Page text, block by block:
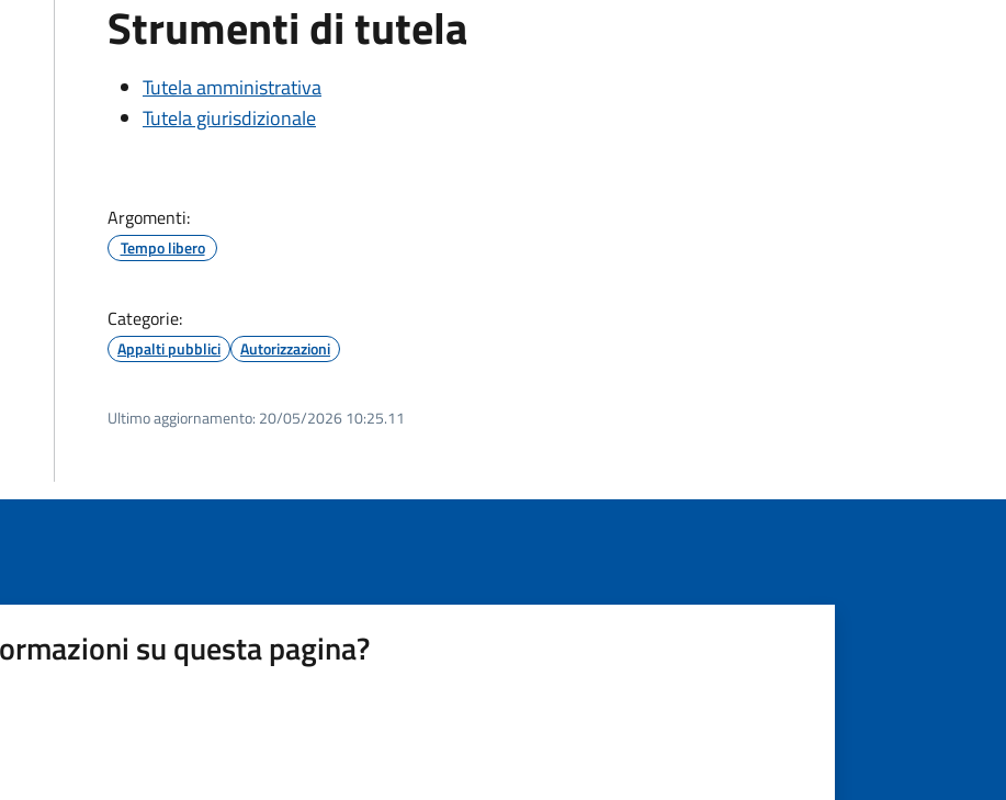
Strumenti di tutela
Tutela amministrativa
Tutela giurisdizionale
Argomenti:
Tempo libero
Categorie:
Appalti pubblici Autorizzazioni
Ultimo aggiornamento: 20/05/2026 10:25.11
su questa pagina?